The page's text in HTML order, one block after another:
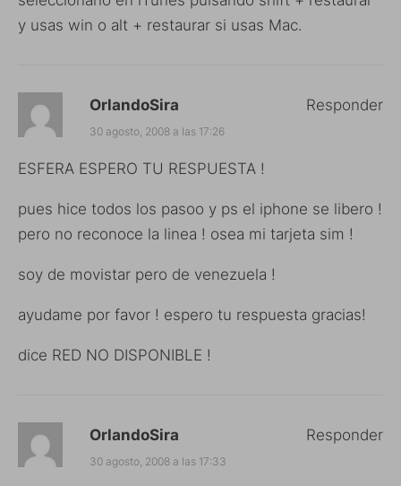
y usas win o alt + restaurar si usas Mac.
OrlandoSira
30 agosto, 2008 a las 17:26
ESFERA ESPERO TU RESPUESTA !
pues hice todos los pasoo y ps el iphone se libero !
pero no reconoce la linea ! osea mi tarjeta sim !
soy de movistar pero de venezuela !
ayudame por favor ! espero tu respuesta gracias!
dice RED NO DISPONIBLE !
Responder
OrlandoSira
30 agosto, 2008 a las 17:33
Responder